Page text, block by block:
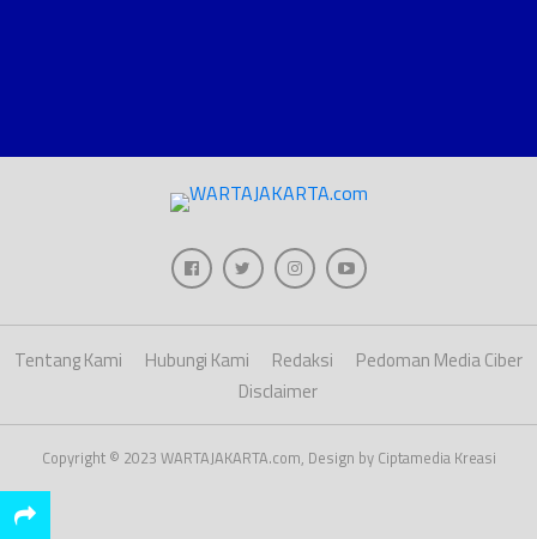
Tentang Kami Hubungi Kami Redaksi
Pedoman Media Ciber
Disclaimer
Copyright © 2023 WARTAJAKARTA.com, Design by Ciptamedia Kreasi